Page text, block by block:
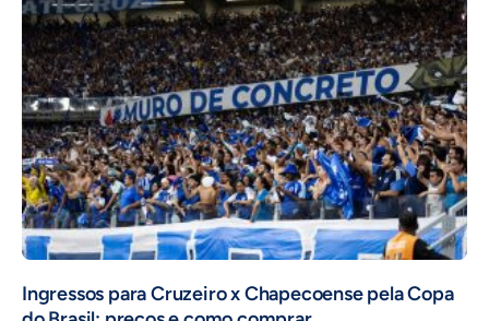
Ingressos para Cruzeiro x Chapecoense pela Copa